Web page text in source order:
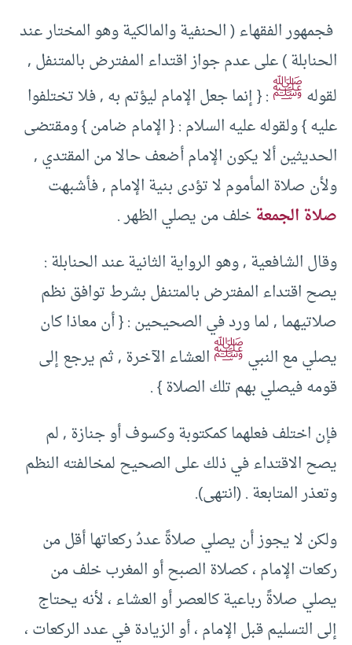
‏ فجمهور الفقهاء ‏(‏ الحنفية والمالكية وهو المختار عند
الحنابلة ‏)‏ على عدم جواز اقتداء المفترض بالمتنفل ‏,‏
لقولهﷺ‏:‏ ‏{‏ إنما جعل الإمام ليؤتم به ‏,‏ فلا تختلفوا
عليه ‏}‏ ولقوله عليه السلام ‏:‏ ‏{‏ الإمام ضامن ‏}‏ ومقتضى
الحديثين ألا يكون الإمام أضعف حالا من المقتدي ‏,‏
ولأن صلاة المأموم لا تؤدى بنية الإمام ‏,‏ فأشبهت
صلاة الجمعةخلف من يصلي الظهر ‏.‏ ‏
‏وقال الشافعية ‏,‏ وهو الرواية الثانية عند الحنابلة ‏:‏
يصح اقتداء المفترض بالمتنفل بشرط توافق نظم
صلاتيهما ‏,‏ لما ورد في الصحيحين ‏:‏ ‏{‏ أن معاذا كان
يصلي مع النبيﷺالعشاء الآخرة ‏,‏ ثم يرجع إلى
قومه فيصلي بهم تلك الصلاة ‏}‏ ‏.‏ ‏
‏فإن اختلف فعلهما كمكتوبة وكسوف أو جنازة ‏,‏ لم
يصح الاقتداء في ذلك على الصحيح لمخالفته النظم
وتعذر المتابعة ‏.‏ ‏(انتهى).
ولكن لا يجوز أن يصلي صلاةً عددُ ركعاتها أقل من
ركعات الإمام ‏‏، كصلاة الصبح أو المغرب خلف من
يصلي صلاةً رباعية كالعصر أو العشاء ، لأنه يحتاج
إلى التسليم قبل الإمام ، أو الزيادة في عدد الركعات ،